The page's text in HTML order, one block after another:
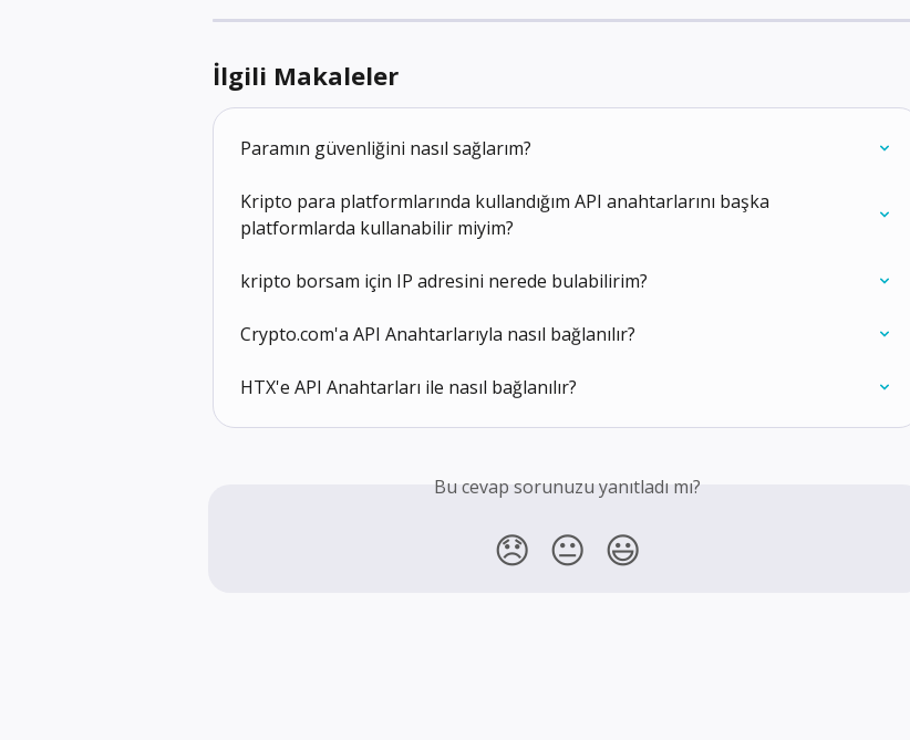
İlgili Makaleler
Paramın güvenliğini nasıl sağlarım?
Kripto para platformlarında kullandığım API anahtarlarını başka
platformlarda kullanabilir miyim?
kripto borsam için IP adresini nerede bulabilirim?
Crypto.com'a API Anahtarlarıyla nasıl bağlanılır?
HTX'e API Anahtarları ile nasıl bağlanılır?
Bu cevap sorunuzu yanıtladı mı?
😞 😐 😃